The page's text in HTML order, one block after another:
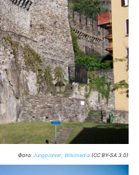
Фото: Jungpionier, Wikimedia (CC BY-SA 3.0)